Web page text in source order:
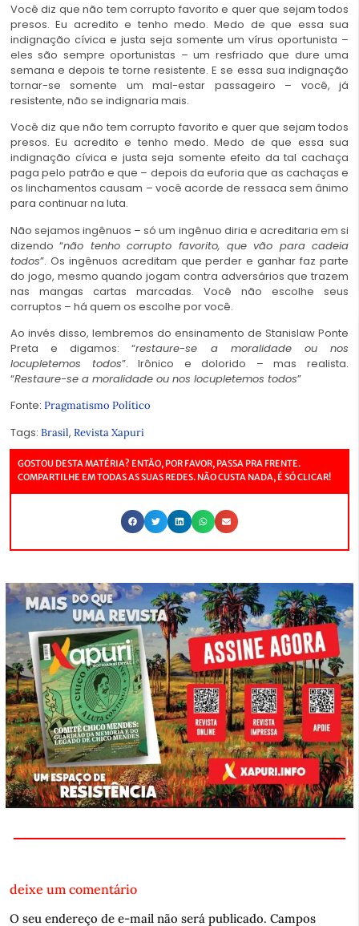
Você diz que não tem corrupto favorito e quer que sejam todos
presos. Eu acredito e tenho medo. Medo de que essa sua
indignação cívica e justa seja somente um vírus oportunista –
eles são sempre oportunistas – um resfriado que dure uma
semana e depois te torne resistente. E se essa sua indignação
tornar-se somente um mal-estar passageiro – você, já
resistente, não se indignaria mais.
Você diz que não tem corrupto favorito e quer que sejam todos
presos. Eu acredito e tenho medo. Medo de que essa sua
indignação cívica e justa seja somente efeito da tal cachaça
paga pelo patrão e que – depois da euforia que as cachaças e
os linchamentos causam – você acorde de ressaca sem ânimo
para continuar na luta.
Não sejamos ingênuos – só um ingênuo diria e acreditaria em si
dizendo “não tenho corrupto favorito, que vão para cadeia
todos”. Os ingênuos acreditam que perder e ganhar faz parte
do jogo, mesmo quando jogam contra adversários que trazem
nas mangas cartas marcadas. Você não escolhe seus
corruptos – há quem os escolhe por você.
Ao invés disso, lembremos do ensinamento de Stanislaw Ponte
Preta e digamos: “restaure-se a moralidade ou nos
locupletemos todos”. Irônico e dolorido – mas realista.
“Restaure-se a moralidade ou nos locupletemos todos”
Fonte: Pragmatismo Político
Tags: Brasil, Revista Xapuri
GOSTOU DESTA MATÉRIA? ENTÃO, POR FAVOR, PASSA PRA FRENTE.
COMPARTILHE EM TODAS AS SUAS REDES. NÃO CUSTA NADA, É SÓ CLICAR!
deixe um comentário
O seu endereço de e-mail não será publicado. Campos